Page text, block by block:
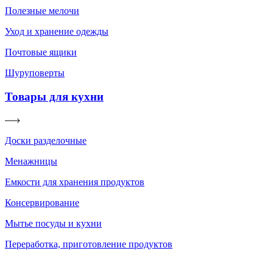
Полезные мелочи
Уход и хранение одежды
Почтовые ящики
Шуруповерты
Товары для кухни
Доски разделочные
Менажницы
Емкости для хранения продуктов
Консервирование
Мытье посуды и кухни
Переработка, приготовление продуктов